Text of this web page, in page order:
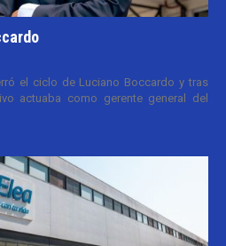
el ciclo de Luciano Boccardo y tras
actuaba como gerente general del